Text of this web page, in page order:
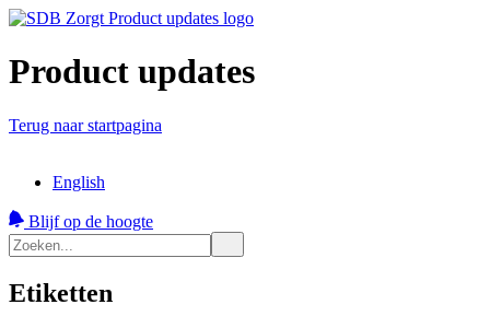
Product updates
Terug naar startpagina
English
Blijf op de hoogte
Etiketten